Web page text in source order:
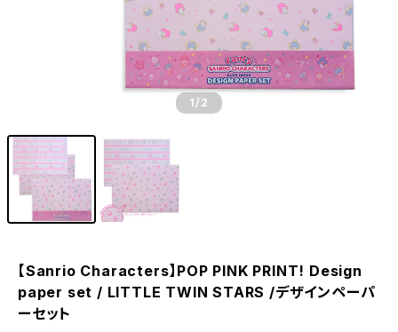
1 /2
【Sanrio Characters】POP PINK PRINT! Design
paper set / LITTLE TWIN STARS /デザインペーパ
ーセット